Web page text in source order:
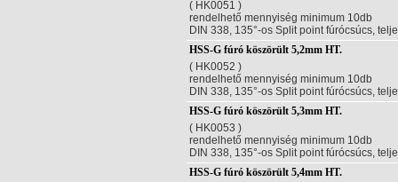
( HK0051 )
rendelhető mennyiség minimum 10db
DIN 338, 135°-os Split point fúrócsúcs,
HSS-G fúró köszörült 5,2mm HT.
( HK0052 )
rendelhető mennyiség minimum 10db
DIN 338, 135°-os Split point fúrócsúcs,
HSS-G fúró köszörült 5,3mm HT.
( HK0053 )
rendelhető mennyiség minimum 10db
DIN 338, 135°-os Split point fúrócsúcs,
HSS-G fúró köszörült 5,4mm HT.